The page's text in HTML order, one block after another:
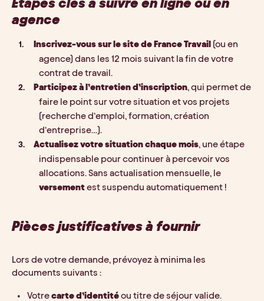
agence
Inscrivez-vous sur le site de France Travail (ou en
agence) dans les 12 mois suivant la fin de votre
contrat de travail.
Participez à l’entretien d’inscription, qui permet de
faire le point sur votre situation et vos projets
(recherche d’emploi, formation, création
d’entreprise…).
Actualisez votre situation chaque mois, une étape
indispensable pour continuer à percevoir vos
versement est suspendu automatiquement !
Pièces justificatives à fournir
Lors de votre demande, prévoyez à minima les
documents suivants :
Votre carte d’identité ou titre de séjour valide.